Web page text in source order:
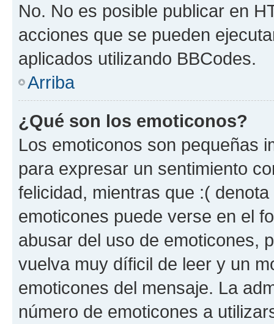
No. No es posible publicar en
acciones que se pueden
aplicados utilizando BBCodes.
Arriba
¿Qué son los emoticonos?
Los emoticonos son pequeñas
para expresar un sentimiento
felicidad, mientras que :(
emoticones puede verse en el
abusar del uso de emoticones,
vuelva muy díficil de leer y un
emoticones del mensaje. La
número de emoticones a